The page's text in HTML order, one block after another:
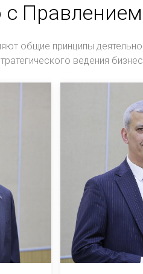
Правлением
общие принципы
ведения